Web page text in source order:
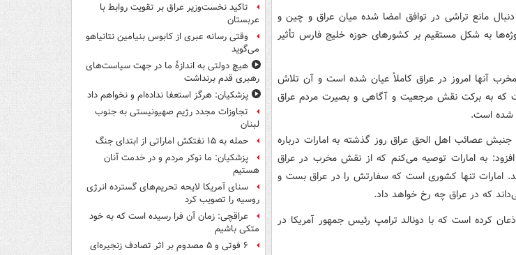
دنبال مانع تراشی در توافق امضا شده میان عراق و چین و
به شکل مستقیم بر کشورهای حوزه خلیج فارس تأثیر
آنها امروز در عراق کاملاً عیان شده است و آن تلاش
که به برکت نقش مرجعیت و آگاهی و بصیرت مردم عراق
شده است.
عصائب اهل الحق عراق روز گذشته به امارات درباره
به امارات توصیه می‌کنم که از نقش مخرب در عراق
امارات تنها کشوری است که سفارتش را در عراق بست و
که در عراق چه رخ خواهد داد.
کرده است که با دونالد ترامپ رئیس جمهور آمریکا در
تاکید نخست‌وزیر عراق بر تقویت روابط با
عربستان
وقتی رسانه عبری از کابوس بنیامین نتانیاهو
می‌گوید
هیچ دولتی به اندازۀ ما در جهت سیاست‌های
رهبری قدم برنداشت
پزشکیان: هرگز استعفا نداده‌ام و نخواهم داد
تجاوزات مجدد رژیم صهیونیستی به جنوب
لبنان
حمله به ۱۵ نفتکش‌ اماراتی از ابتدای جنگ
پزشکیان: ما نوکر مردم و در خدمت آنان
هستیم
سنای آمریکا لایحه تحریم‌های گسترده انرژی
روسیه را تصویب کرد
عراقچی: زمان آن فرا رسیده است که به خود
متکی باشیم
۶ فوتی و ۵ مصدوم بر اثر تصادف زنجیره‌ای